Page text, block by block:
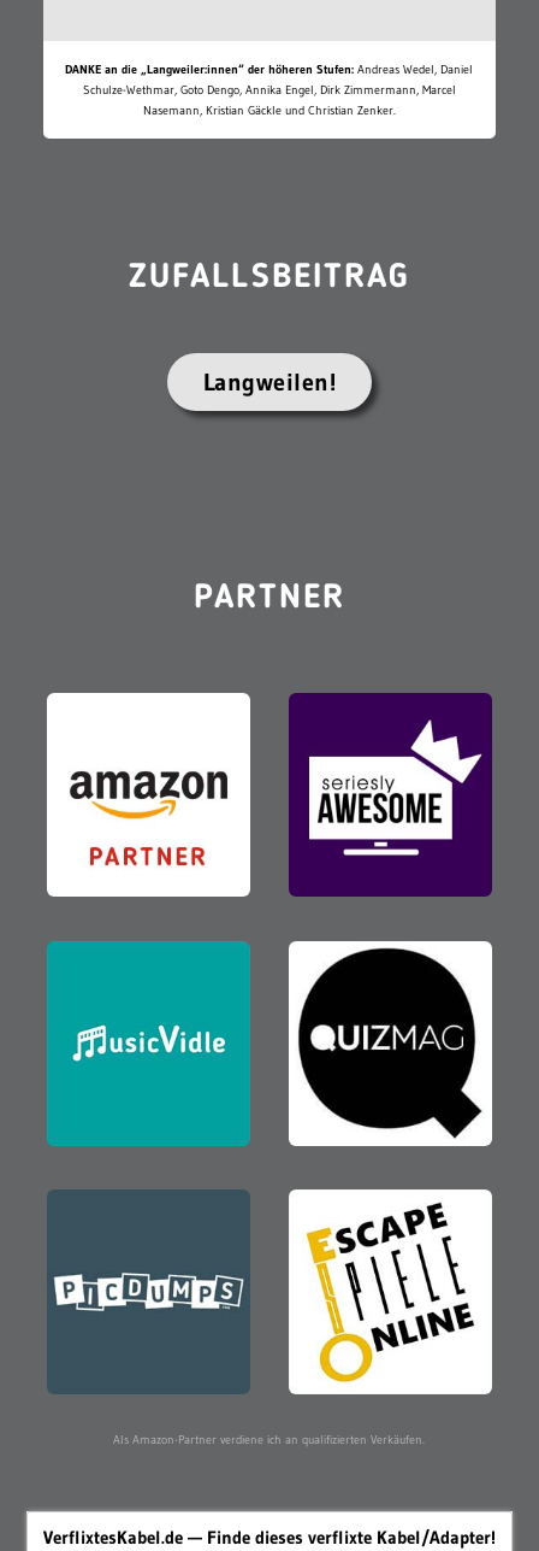
DANKE an die „Langweiler:innen“ der höheren Stufen: Andreas Wedel, Daniel
Schulze-Wethmar, Goto Dengo, Annika Engel, Dirk Zimmermann, Marcel
Nasemann, Kristian Gäckle und Christian Zenker.
ZUFALLSBEITRAG
Langweilen!
PARTNER
Als Amazon-Partner verdiene ich an qualifizierten Verkäufen.
VerflixtesKabel.de — Finde dieses verflixte Kabel/Adapter!